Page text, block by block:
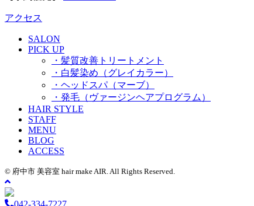
アクセス
SALON
PICK UP
・髪質改善トリートメント
・白髪染め（グレイカラー）
・ヘッドスパ（マーブ）
・発毛（ヴァージンヘアプログラム）
HAIR STYLE
STAFF
MENU
BLOG
ACCESS
© 府中市 美容室 hair make AIR. All Rights Reserved.
042-334-7227